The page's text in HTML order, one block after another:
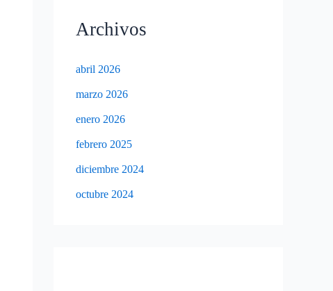
Archivos
abril 2026
marzo 2026
enero 2026
febrero 2025
diciembre 2024
octubre 2024